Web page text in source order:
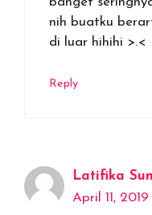
nih buatku
di luar hihihi >.<
Reply
Latifika
April 11,